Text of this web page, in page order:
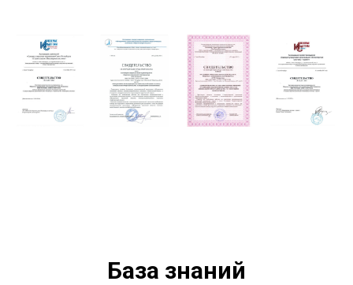
База знаний